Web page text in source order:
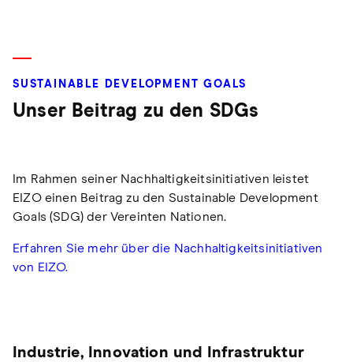
SUSTAINABLE DEVELOPMENT GOALS
Unser Beitrag zu den SDGs
Im Rahmen seiner Nachhaltigkeitsinitiativen leistet
EIZO einen Beitrag zu den Sustainable Development
Goals (SDG) der Vereinten Nationen.
Erfahren Sie mehr über die Nachhaltigkeitsinitiativen
von EIZO.
Industrie, Innovation und Infrastruktur